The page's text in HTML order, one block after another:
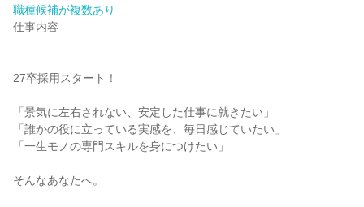
職種候補が複数あり
仕事内容
――――――――――――――――――――
27卒採用スタート！
「景気に左右されない、安定した仕事に就きたい」
「誰かの役に立っている実感を、毎日感じていたい」
「一生モノの専門スキルを身につけたい」
そんなあなたへ。